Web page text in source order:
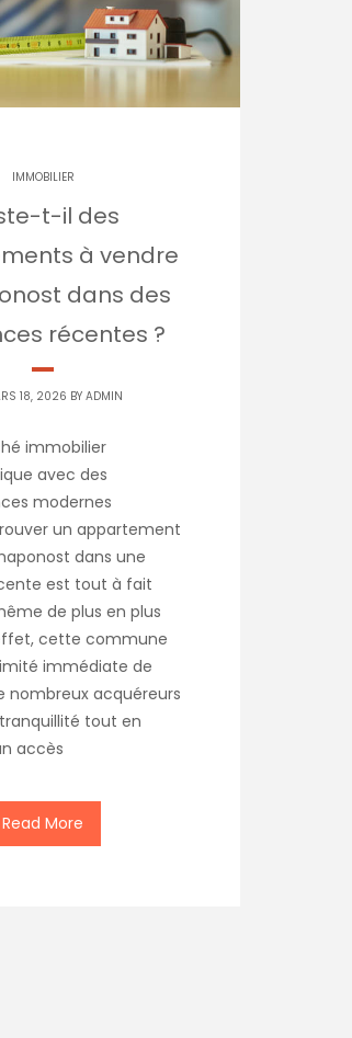
IMMOBILIER
t-il des
à vendre
dans des
récentes ?
18, 2026 BY ADMIN
immobilier
avec des
modernes
un appartement
dans une
est tout à fait
de plus en plus
cette commune
immédiate de
nombreux acquéreurs
tout en
accès
Read More